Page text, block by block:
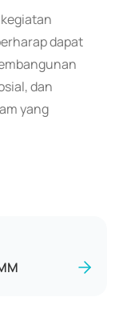
dapat
dan
yang